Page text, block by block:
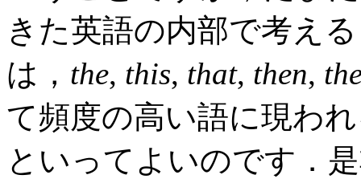
きた英語の内部で考え
は， the, this, that, then,
て頻度の高い語に現わ
といってよいのです．